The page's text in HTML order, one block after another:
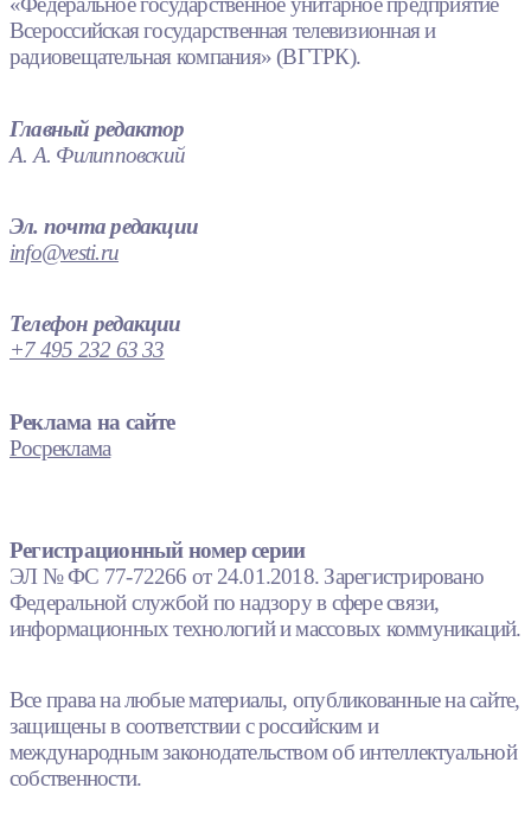
Всероссийская государственная телевизионная и
радиовещательная компания» (ВГТРК).
Главный редактор
А. А. Филипповский
Эл. почта редакции
info@vesti.ru
Телефон редакции
+7 495 232 63 33
Реклама на сайте
Росреклама
Регистрационный номер серии
ЭЛ № ФС 77-72266 от 24.01.2018. Зарегистрировано
Федеральной службой по надзору в сфере связи,
информационных технологий и массовых коммуникаций.
Все права на любые материалы, опубликованные на сайте,
защищены в соответствии с российским и
международным законодательством об интеллектуальной
собственности.